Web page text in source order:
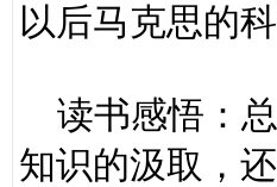
以后马克思的
读书感悟：
知识的汲取，